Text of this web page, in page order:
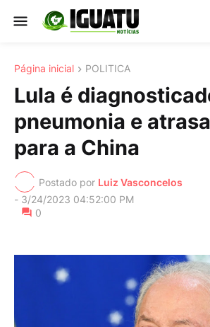
Página inicial POLITICA
Lula é
pneumonia e
para a China
Postado por Luiz Vasconcelos
- 3/24/2023 04:52:00 PM
0